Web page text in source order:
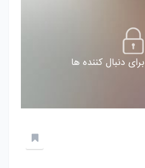
دنبال کننده ها